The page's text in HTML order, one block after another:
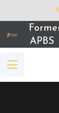
APBS